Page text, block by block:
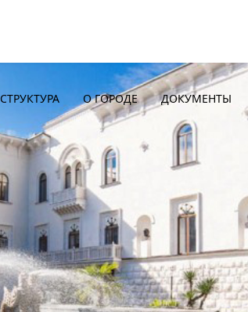
СТРУКТУРА О ГОРОДЕ ДОКУМЕНТЫ